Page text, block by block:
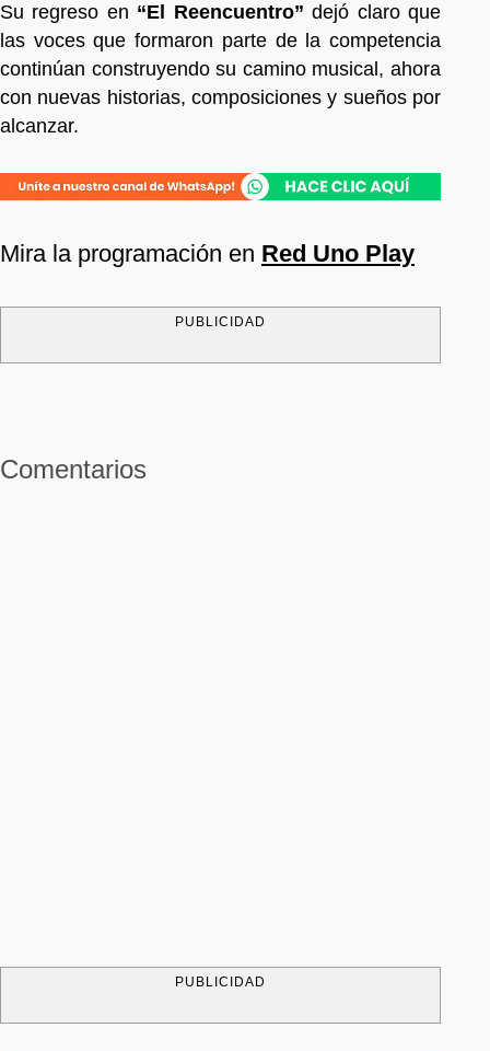
Su regreso en “El Reencuentro” dejó claro que
las voces que formaron parte de la competencia
continúan construyendo su camino musical, ahora
con nuevas historias, composiciones y sueños por
alcanzar.
Mira la programación en Red Uno Play
PUBLICIDAD
Comentarios
PUBLICIDAD